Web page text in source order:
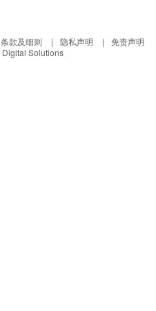
条款及细则 隐私声明
免责声明
Digital Solutions